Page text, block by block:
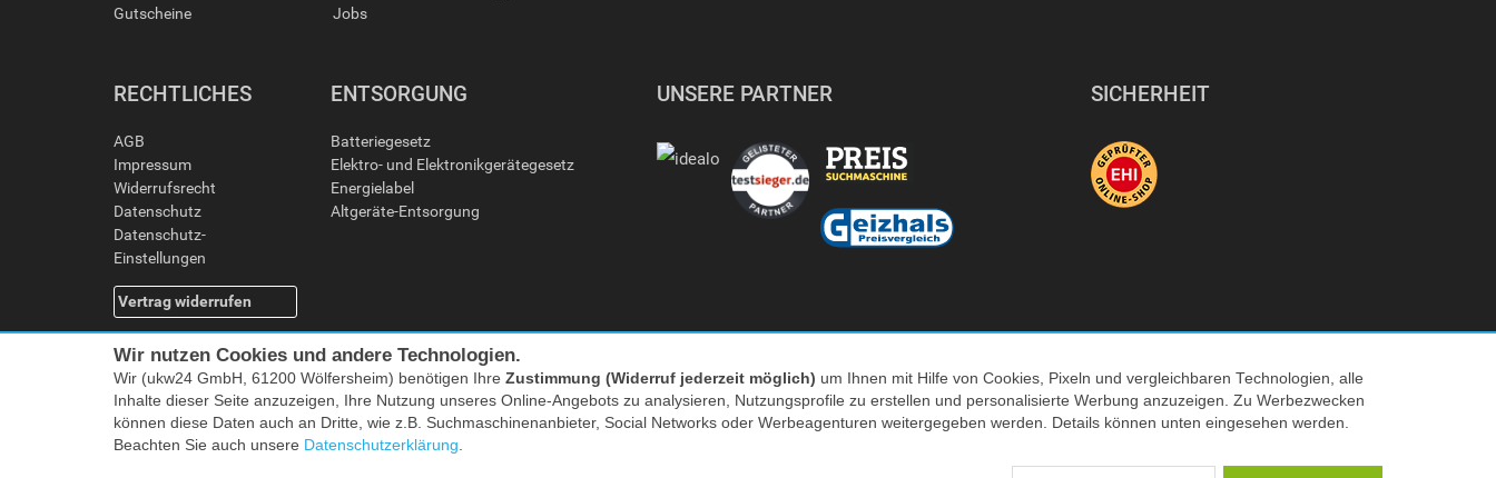
Gutscheine
Jobs
RECHTLICHES
AGB
Impressum
Widerrufsrecht
Datenschutz
Datenschutz-
Einstellungen
Vertrag widerrufen
ENTSORGUNG
Batteriegesetz
Elektro- und Elektronikgerätegesetz
Energielabel
Altgeräte-Entsorgung
UNSERE PARTNER SICHERHEIT
Facebook |twitter © 2026 Tecedo
Alle Preise inkl. MwSt. zzgl. Versand | *) Unverbindliche Preisempfehlung | **) Ehemaliger Verkaufspreis
Wir nutzen Cookies und andere Technologien.
Wir (ukw24 GmbH, 61200 Wölfersheim) benötigen Ihre Zustimmung (Widerruf jederzeit möglich) um Ihnen mit Hilfe von Cookies, Pixeln und vergleichbaren Technologien, alle
Inhalte dieser Seite anzuzeigen, Ihre Nutzung unseres Online-Angebots zu analysieren, Nutzungsprofile zu erstellen und personalisierte Werbung anzuzeigen. Zu Werbezwecken
können diese Daten auch an Dritte, wie z.B. Suchmaschinenanbieter, Social Networks oder Werbeagenturen weitergegeben werden. Details können unten eingesehen werden.
Beachten Sie auch unsere Datenschutzerklärung.